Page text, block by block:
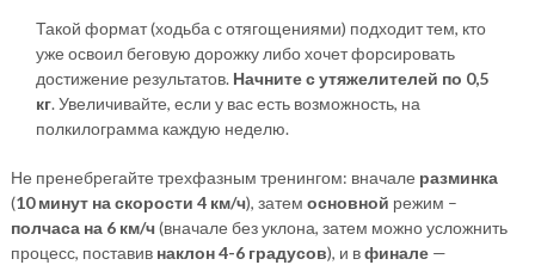
Такой формат (ходьба с отягощениями) подходит тем, кто
уже освоил беговую дорожку либо хочет форсировать
достижение результатов. Начните с утяжелителей по 0,5
кг. Увеличивайте, если у вас есть возможность, на
полкилограмма каждую неделю.
Не пренебрегайте трехфазным тренингом: вначале разминка
(10 минут на скорости 4 км/ч), затем основной режим –
полчаса на 6 км/ч(вначале без уклона, затем можно усложнить
процесс, поставив наклон 4-6 градусов), и вфинале—